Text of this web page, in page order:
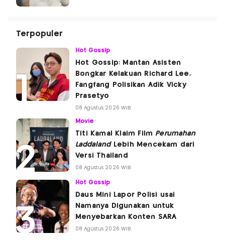
Terpopuler
Hot Gossip
Hot Gossip: Mantan Asisten
Bongkar Kelakuan Richard Lee,
Fangfang Polisikan Adik Vicky
Prasetyo
08 Agustus 2026 WIB
Movie
Titi Kamal Klaim Film Perumahan
LaddalandLebih Mencekam dari
Versi Thailand
08 Agustus 2026 WIB
Hot Gossip
Daus Mini Lapor Polisi usai
Namanya Digunakan untuk
Menyebarkan Konten SARA
08 Agustus 2026 WIB